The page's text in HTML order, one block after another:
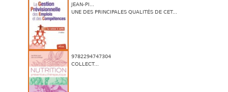
JEAN-PI...
UNE DES PRINCIPALES QUALITÉS DE CET...
9782294747304
COLLECT...